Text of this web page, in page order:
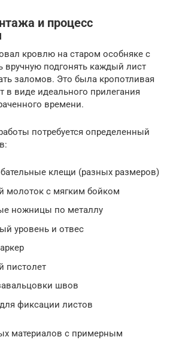
и процесс
кровлю на старом особняке с
подгонять каждый лист
заломов. Это была кропотливая
в виде идеального прилегания
времени.
потребуется определенный
клещи (разных размеров)
молоток с мягким бойком
ножницы по металлу
уровень и отвес
пистолет
швов
фиксации листов
материалов с примерным